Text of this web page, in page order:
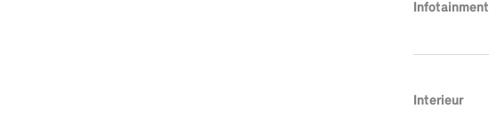
Infotainment
Interieur